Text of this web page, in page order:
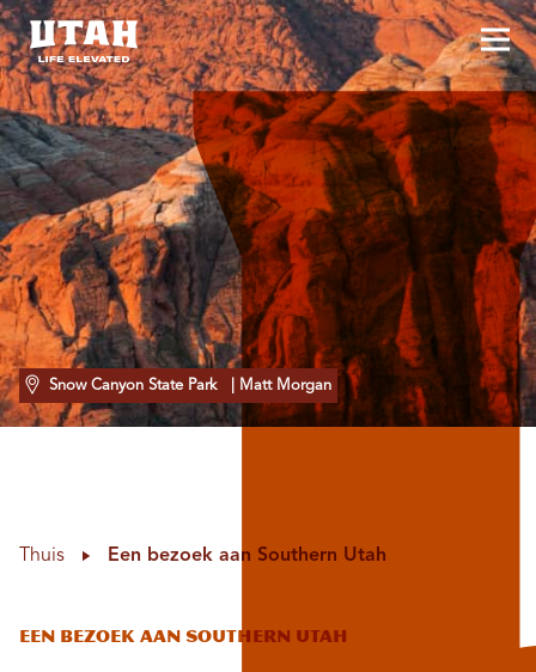
Skip to content
Snow Canyon State Park | Matt Morgan
Thuis Een bezoek aan Southern Utah
Een bezoek aan Southern Utah